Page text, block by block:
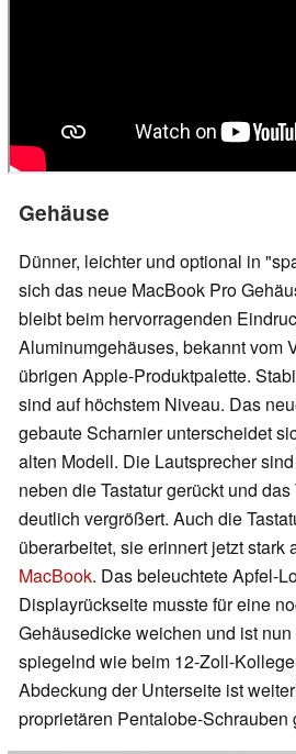
Gehäuse
Dünner, leichter und optional in
sich das neue MacBook Pro
bleibt beim hervorragenden
Aluminumgehäuses, bekannt vom
übrigen Apple-Produktpalette.
sind auf höchstem Niveau. Das
gebaute Scharnier unterscheidet
alten Modell. Die Lautsprecher
neben die Tastatur gerückt und
deutlich vergrößert. Auch die
überarbeitet, sie erinnert jetzt stark
MacBook. Das beleuchtete Apfel-
Displayrückseite musste für eine
Gehäusedicke weichen und ist
spiegelnd wie beim 12-Zoll-
Abdeckung der Unterseite ist
proprietären Pentalobe-Schrauben